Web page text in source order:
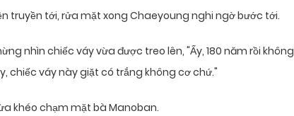
truyền tới, rửa mặt xong Chaeyoung nghi ngờ bước tới.
nhìn chiếc váy vừa được treo lên, "Ấy, 180 năm rồi không
chiếc váy này giặt có trắng không cơ chứ."
khéo chạm mặt bà Manoban.